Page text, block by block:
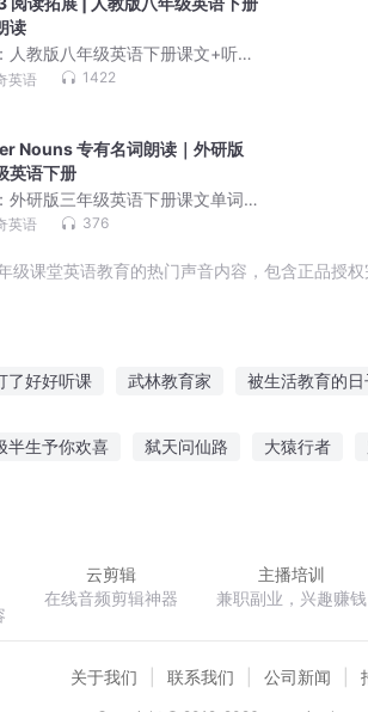
读
人教版八年级英语下册课文+听力
同步教材标准朗
英语 1422
Nouns 专有名词朗读｜外研版
英语下册
外研版三年级英语下册课文单词
英语 376
级课堂英语教育的热门声音内容，包含正品授
了好好听课 武林教育家 被生活教育的日
半生予你欢喜 弑天问仙路 大猿行者
云剪辑
在线音频剪辑神器
主播培训
兼职副业，兴趣赚钱
关于我们 联系我们 公司新闻